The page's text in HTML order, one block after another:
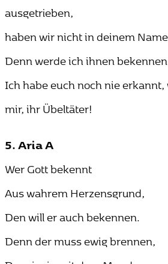
ausgetrieben,
haben wir nicht in deinem
Denn werde ich ihnen
Ich habe euch noch nie
mir, ihr Übeltäter!
5. Aria A
Wer Gott bekennt
Aus wahrem Herzensgrund,
Den will er auch bekennen.
Denn der muss ewig brennen,